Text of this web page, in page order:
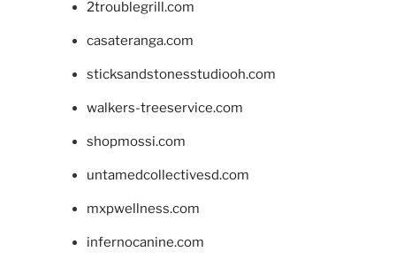
2troublegrill.com
casateranga.com
sticksandstonesstudiooh.com
walkers-treeservice.com
shopmossi.com
untamedcollectivesd.com
mxpwellness.com
infernocanine.com